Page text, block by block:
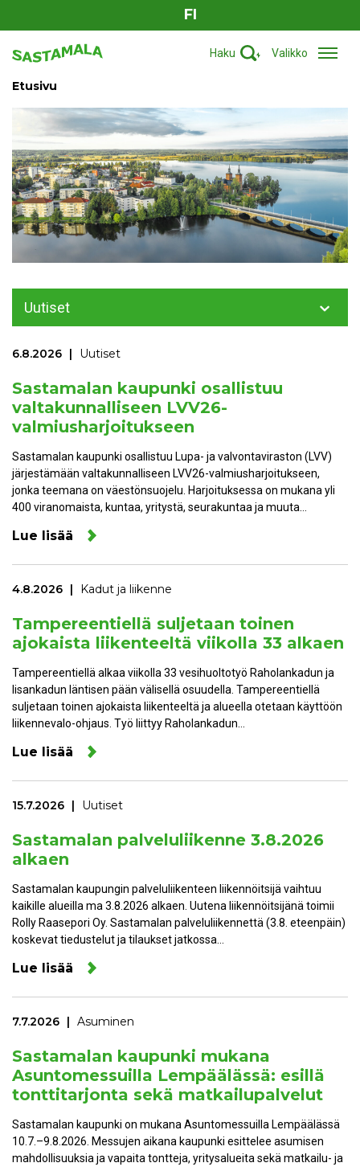
FI
Haku Valikko
Etusivu
Uutiset
6.8.2026 Uutiset
Sastamalan kaupunki osallistuu
valtakunnalliseen LVV26-
valmiusharjoitukseen
Sastamalan kaupunki osallistuu Lupa- ja valvontaviraston (LVV)
järjestämään valtakunnalliseen LVV26-valmiusharjoitukseen,
jonka teemana on väestönsuojelu. Harjoituksessa on mukana yli
400 viranomaista, kuntaa, yritystä, seurakuntaa ja muuta…
Lue lisää
4.8.2026 Kadut ja liikenne
Tampereentiellä suljetaan toinen
ajokaista liikenteeltä viikolla 33 alkaen
Tampereentiellä alkaa viikolla 33 vesihuoltotyö Raholankadun ja
Iisankadun läntisen pään välisellä osuudella. Tampereentiellä
suljetaan toinen ajokaista liikenteeltä ja alueella otetaan käyttöön
liikennevalo-ohjaus. Työ liittyy Raholankadun…
Lue lisää
15.7.2026 Uutiset
Sastamalan palveluliikenne 3.8.2026
alkaen
Sastamalan kaupungin palveluliikenteen liikennöitsijä vaihtuu
kaikille alueilla ma 3.8.2026 alkaen. Uutena liikennöitsijänä toimii
Rolly Raasepori Oy. Sastamalan palveluliikennettä (3.8. eteenpäin)
koskevat tiedustelut ja tilaukset jatkossa…
Lue lisää
7.7.2026 Asuminen
Sastamalan kaupunki mukana
Asuntomessuilla Lempäälässä: esillä
tonttitarjonta sekä matkailupalvelut
Sastamalan kaupunki on mukana Asuntomessuilla Lempäälässä
10.7.–9.8.2026. Messujen aikana kaupunki esittelee asumisen
mahdollisuuksia ja vapaita tontteja, yritysalueita sekä matkailu- ja